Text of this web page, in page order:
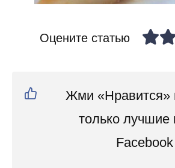
Оцените статью
Жми «Нравится»
только лучшие
Facebook